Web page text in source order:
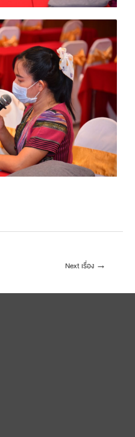
Next เรื่อง →